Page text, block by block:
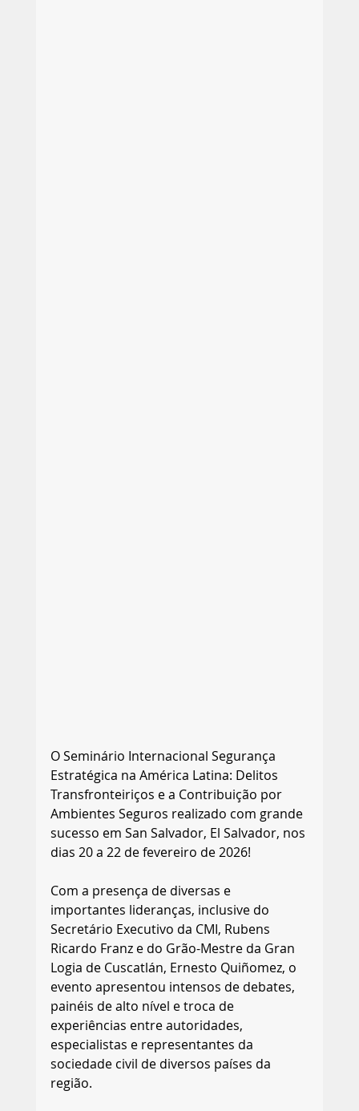
O Seminário Internacional Segurança
Estratégica na América Latina: Delitos
Transfronteiriços e a Contribuição por
Ambientes Seguros realizado com grande
sucesso em San Salvador, El Salvador, nos
dias 20 a 22 de fevereiro de 2026!
Com a presença de diversas e
importantes lideranças, inclusive do
Secretário Executivo da CMI, Rubens
Ricardo Franz e do Grão-Mestre da Gran
Logia de Cuscatlán, Ernesto Quiñomez, o
evento apresentou intensos de debates,
painéis de alto nível e troca de
experiências entre autoridades,
especialistas e representantes da
sociedade civil de diversos países da
região.